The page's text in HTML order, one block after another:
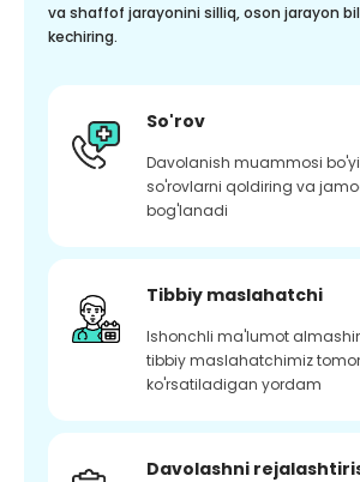
va shaffof jarayonini silliq, oson jarayon
kechiring.
So'rov
Davolanish muammosi
so'rovlarni qoldiring va
bog'lanadi
Tibbiy maslahatchi
Ishonchli ma'lumot
tibbiy maslahatchimiz
ko'rsatiladigan yordam
Davolashni